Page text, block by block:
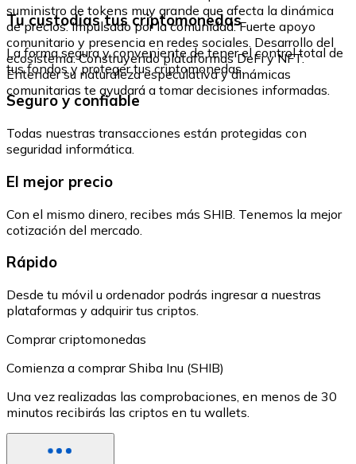
suministro de tokens muy grande que afecta la dinámica
de precios. Impulsado por la comunidad: Fuerte apoyo
comunitario y presencia en redes sociales. Desarrollo del
ecosistema: Construyendo plataformas DeFi y NFT.
Entender su naturaleza especulativa y dinámicas
comunitarias te ayudará a tomar decisiones informadas.
Tu custodias tus criptomonedas
La forma segura y conveniente de tener el control total de
tus fondos y proteger tus criptomonedas.
Seguro y confiable
Todas nuestras transacciones están protegidas con
seguridad informática.
El mejor precio
Con el mismo dinero, recibes más SHIB. Tenemos la mejor
cotización del mercado.
Rápido
Desde tu móvil u ordenador podrás ingresar a nuestras
plataformas y adquirir tus criptos.
Comprar criptomonedas
Comienza a comprar Shiba Inu (SHIB)
Una vez realizadas las comprobaciones, en menos de 30
minutos recibirás las criptos en tu wallets.